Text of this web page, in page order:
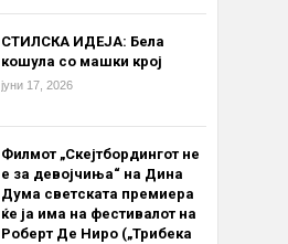
СТИЛСКА ИДЕЈА: Бела
кошула со машки крој
јуни 17, 2026
Филмот „Скејтбордингот не
е за девојчиња“ на Дина
Дума светската премиера
ќе ја има на фестивалот на
Роберт Де Ниро („Трибека